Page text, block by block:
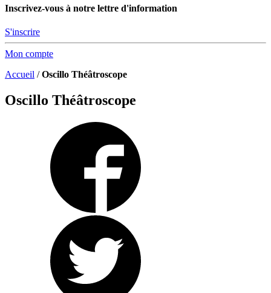
Inscrivez-vous à notre lettre d'information
S'inscrire
Mon compte
Accueil /Oscillo Théâtroscope
Oscillo Théâtroscope